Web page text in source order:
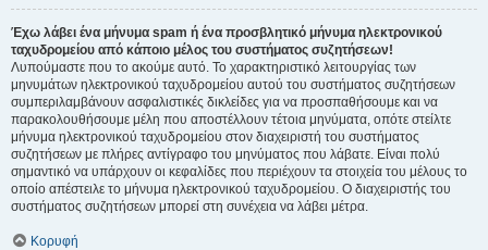
Έχω λάβει ένα μήνυμα spam ή ένα προσβλητικό μήνυμα ηλεκτρονικού
ταχυδρομείου από κάποιο μέλος του συστήματος συζητήσεων!
Λυπούμαστε που το ακούμε αυτό. Το χαρακτηριστικό λειτουργίας των
μηνυμάτων ηλεκτρονικού ταχυδρομείου αυτού του συστήματος συζητήσεων
συμπεριλαμβάνουν ασφαλιστικές δικλείδες για να προσπαθήσουμε και να
παρακολουθήσουμε μέλη που αποστέλλουν τέτοια μηνύματα, οπότε στείλτε
μήνυμα ηλεκτρονικού ταχυδρομείου στον διαχειριστή του συστήματος
συζητήσεων με πλήρες αντίγραφο του μηνύματος που λάβατε. Είναι πολύ
σημαντικό να υπάρχουν οι κεφαλίδες που περιέχουν τα στοιχεία του μέλους το
οποίο απέστειλε το μήνυμα ηλεκτρονικού ταχυδρομείου. Ο διαχειριστής του
συστήματος συζητήσεων μπορεί στη συνέχεια να λάβει μέτρα.
Κορυφή